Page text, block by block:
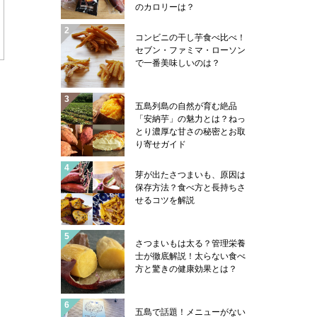
のカロリーは？
コンビニの干し芋食べ比べ！
セブン・ファミマ・ローソン
で一番美味しいのは？
五島列島の自然が育む絶品
「安納芋」の魅力とは？ねっ
とり濃厚な甘さの秘密とお取
り寄せガイド
芽が出たさつまいも、原因は
保存方法？食べ方と長持ちさ
せるコツを解説
さつまいもは太る？管理栄養
士が徹底解説！太らない食べ
方と驚きの健康効果とは？
五島で話題！メニューがない